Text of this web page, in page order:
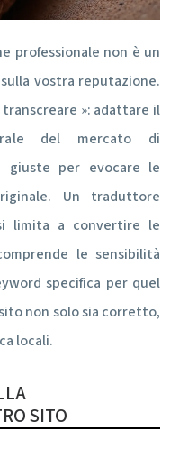
professionale non è un
vostra reputazione.
»: adattare il
del mercato di
giuste per evocare le
Un traduttore
limita a convertire le
le sensibilità
specifica per quel
non solo sia corretto,
locali.
SITO